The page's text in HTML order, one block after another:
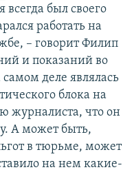
был своего
работать на
– говорит Филип
и показаний во
деле являлась
блока на
журналиста, что он
А может быть,
в тюрьме, может
на нем какие-